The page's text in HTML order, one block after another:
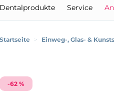
Dentalprodukte Service
Startseite > Einweg-, Glas- &
-62 %